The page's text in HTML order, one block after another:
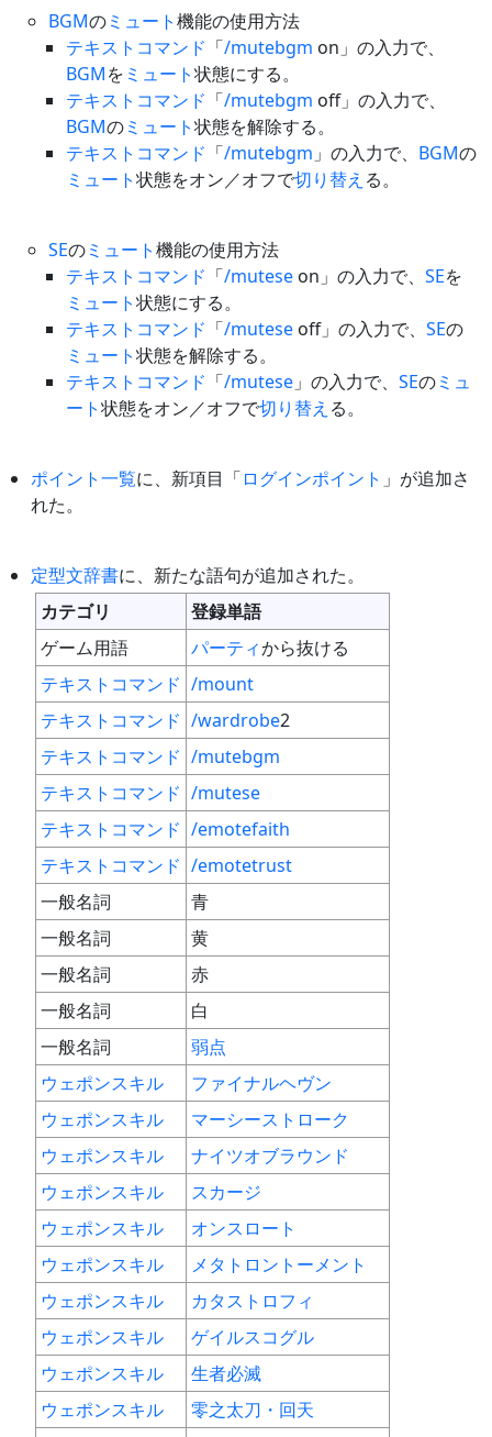
BGMのミュート機能の使用方法
テキストコマンド 「/mutebgm on」の入力で、
BGMを ミュート状態にする。
テキストコマンド 「/mutebgm off」の入力で、
BGMのミュート状態を解除する。
テキストコマンド 「/mutebgm 」の入力で、 BGMの
ミュート状態をオン／オフで切り替え る。
SEのミュート機能の使用方法
テキストコマンド 「/mutese on」の入力で、 SEを
ミュート状態にする。
テキストコマンド 「/mutese off」の入力で、 SEの
ミュート状態を解除する。
テキストコマンド 「/mutese 」の入力で、 SEのミュ
ート状態をオン／オフで切り替え る。
ポイント一覧に、新項目「ログインポイント 」が追加さ
れた。
定型文辞書に、新たな語句が追加された。
カテゴリ
登録単語
ゲーム用語
パーティから抜ける
テキストコマンド /mount
テキストコマンド /wardrobe2
テキストコマンド /mutebgm
テキストコマンド /mutese
テキストコマンド /emotefaith
テキストコマンド /emotetrust
一般名詞
青
一般名詞
黄
一般名詞
赤
一般名詞
白
一般名詞
弱点
ウェポンスキル
ファイナルヘヴン
ウェポンスキル
マーシーストローク
ウェポンスキル
ナイツオブラウンド
ウェポンスキル
スカージ
ウェポンスキル
オンスロート
ウェポンスキル
メタトロントーメント
ウェポンスキル
カタストロフィ
ウェポンスキル
ゲイルスコグル
ウェポンスキル
生者必滅
ウェポンスキル
零之太刀・回天